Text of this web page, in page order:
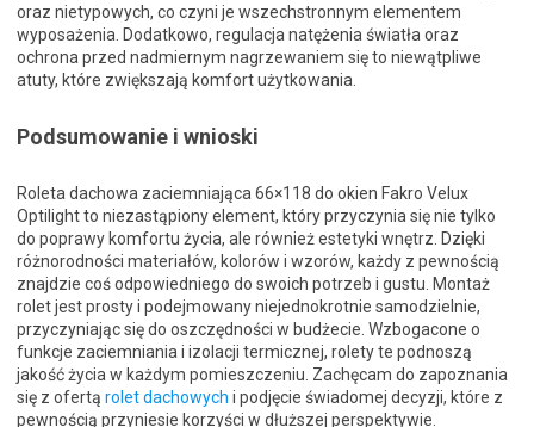
oraz nietypowych, co czyni je wszechstronnym elementem
wyposażenia. Dodatkowo, regulacja natężenia światła oraz
ochrona przed nadmiernym nagrzewaniem się to niewątpliwe
atuty, które zwiększają komfort użytkowania.
Podsumowanie i wnioski
Roleta dachowa zaciemniająca 66×118 do okien Fakro Velux
Optilight to niezastąpiony element, który przyczynia się nie tylko
do poprawy komfortu życia, ale również estetyki wnętrz. Dzięki
różnorodności materiałów, kolorów i wzorów, każdy z pewnością
znajdzie coś odpowiedniego do swoich potrzeb i gustu. Montaż
rolet jest prosty i podejmowany niejednokrotnie samodzielnie,
przyczyniając się do oszczędności w budżecie. Wzbogacone o
funkcje zaciemniania i izolacji termicznej, rolety te podnoszą
jakość życia w każdym pomieszczeniu. Zachęcam do zapoznania
się z ofertą rolet dachowych i podjęcie świadomej decyzji, które z
pewnością przyniesie korzyści w dłuższej perspektywie.